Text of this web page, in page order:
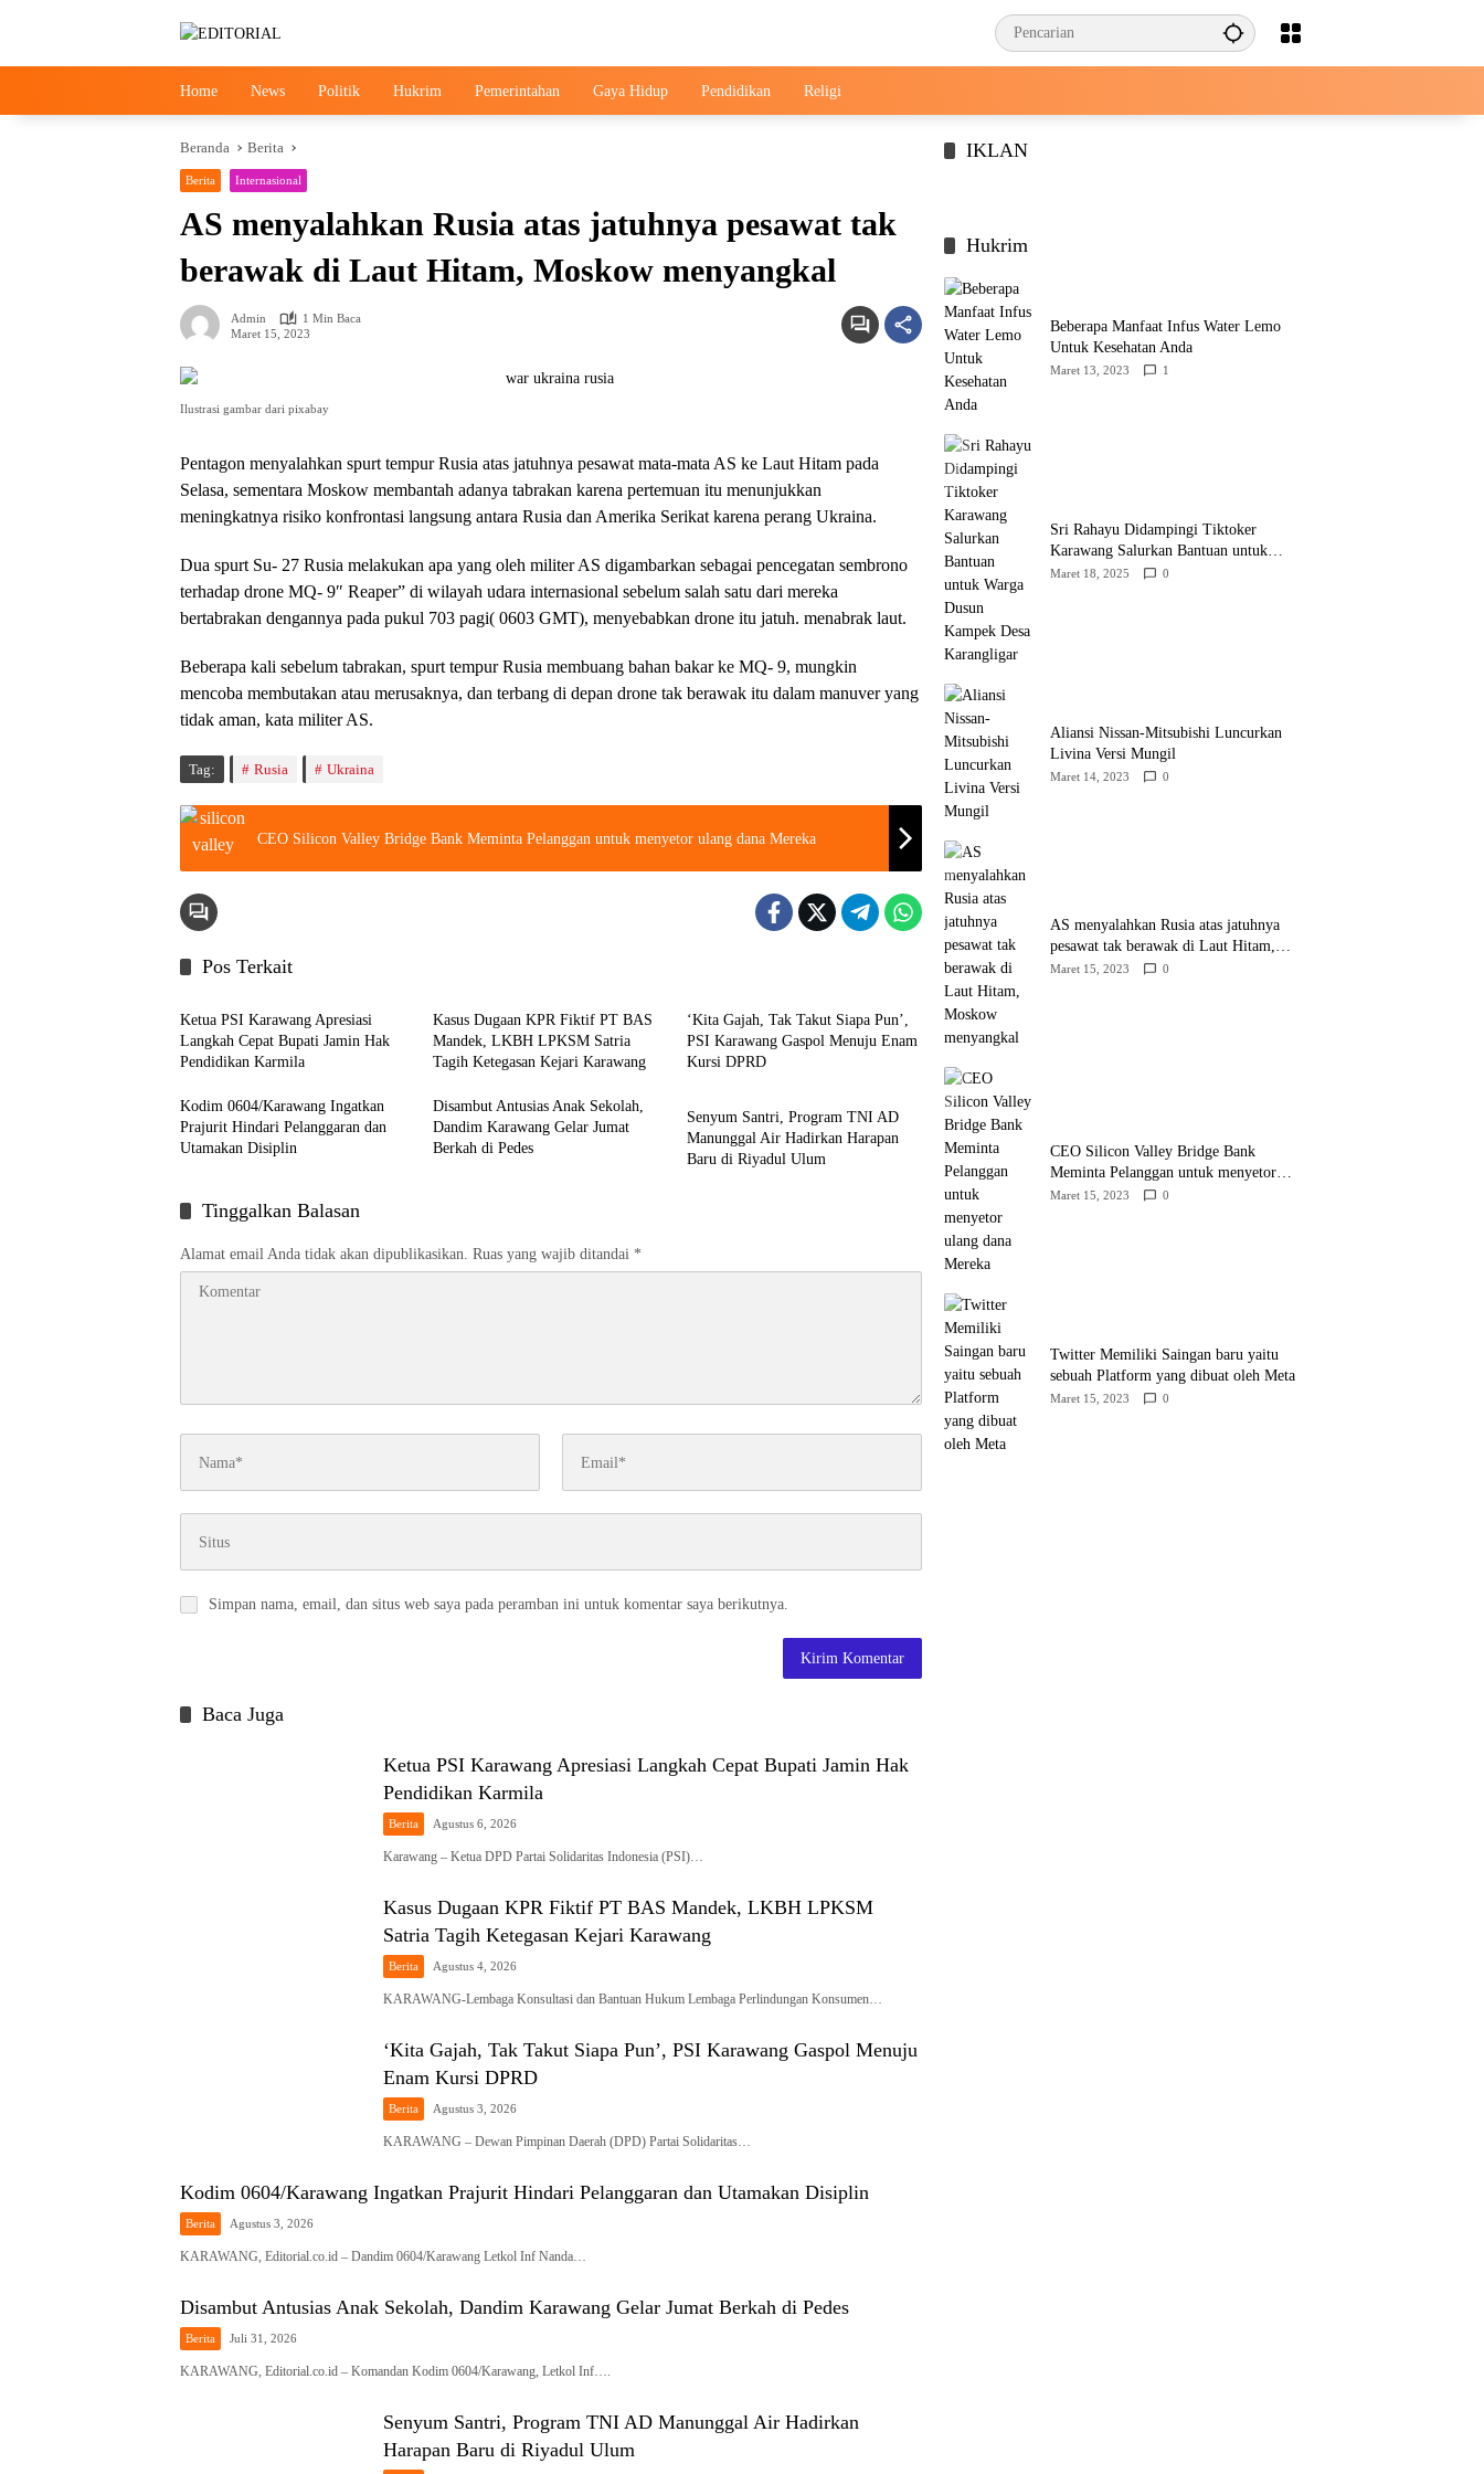
Home News Politik Hukrim Pemerintahan Gaya Hidup Pendidikan Religi
Beranda Berita
Berita Internasional
AS menyalahkan Rusia atas jatuhnya pesawat tak
berawak di Laut Hitam, Moskow menyangkal
Admin
1 Min Baca
Maret 15, 2023
Ilustrasi gambar dari pixabay
Pentagon menyalahkan spurt tempur Rusia atas jatuhnya pesawat mata-mata AS ke Laut Hitam pada
Selasa, sementara Moskow membantah adanya tabrakan karena pertemuan itu menunjukkan
meningkatnya risiko konfrontasi langsung antara Rusia dan Amerika Serikat karena perang Ukraina.
Dua spurt Su- 27 Rusia melakukan apa yang oleh militer AS digambarkan sebagai pencegatan sembrono
terhadap drone MQ- 9″ Reaper” di wilayah udara internasional sebelum salah satu dari mereka
bertabrakan dengannya pada pukul 703 pagi( 0603 GMT), menyebabkan drone itu jatuh. menabrak laut.
Beberapa kali sebelum tabrakan, spurt tempur Rusia membuang bahan bakar ke MQ- 9, mungkin
mencoba membutakan atau merusaknya, dan terbang di depan drone tak berawak itu dalam manuver yang
tidak aman, kata militer AS.
Tag: Rusia Ukraina
CEO Silicon Valley Bridge Bank Meminta Pelanggan untuk menyetor ulang dana Mereka
Pos Terkait
Berita
Ketua PSI Karawang Apresiasi
Langkah Cepat Bupati Jamin Hak
Pendidikan Karmila
Kasus Dugaan KPR Fiktif PT BAS
Mandek, LKBH LPKSM Satria
Tagih Ketegasan Kejari Karawang
‘Kita Gajah, Tak Takut Siapa Pun’,
PSI Karawang Gaspol Menuju Enam
Kursi DPRD
Kodim 0604/Karawang Ingatkan
Prajurit Hindari Pelanggaran dan
Utamakan Disiplin
Disambut Antusias Anak Sekolah,
Dandim Karawang Gelar Jumat
Berkah di Pedes
Senyum Santri, Program TNI AD
Manunggal Air Hadirkan Harapan
Baru di Riyadul Ulum
Tinggalkan Balasan
Alamat email Anda tidak akan dipublikasikan. Ruas yang wajib ditandai *
Simpan nama, email, dan situs web saya pada peramban ini untuk komentar saya berikutnya.
Baca Juga
Ketua PSI Karawang Apresiasi Langkah Cepat Bupati Jamin Hak
Pendidikan Karmila
Berita Agustus 6, 2026
Karawang – Ketua DPD Partai Solidaritas Indonesia (PSI)…
Kasus Dugaan KPR Fiktif PT BAS Mandek, LKBH LPKSM
Satria Tagih Ketegasan Kejari Karawang
Berita Agustus 4, 2026
KARAWANG-Lembaga Konsultasi dan Bantuan Hukum Lembaga Perlindungan Konsumen…
‘Kita Gajah, Tak Takut Siapa Pun’, PSI Karawang Gaspol Menuju
Enam Kursi DPRD
Berita Agustus 3, 2026
KARAWANG – Dewan Pimpinan Daerah (DPD) Partai Solidaritas…
Kodim 0604/Karawang Ingatkan Prajurit Hindari Pelanggaran dan Utamakan Disiplin
Berita Agustus 3, 2026
KARAWANG, Editorial.co.id – Dandim 0604/Karawang Letkol Inf Nanda…
Disambut Antusias Anak Sekolah, Dandim Karawang Gelar Jumat Berkah di Pedes
Berita Juli 31, 2026
KARAWANG, Editorial.co.id – Komandan Kodim 0604/Karawang, Letkol Inf….
Senyum Santri, Program TNI AD Manunggal Air Hadirkan
Harapan Baru di Riyadul Ulum
IKLAN
Hukrim
Beberapa Manfaat Infus Water Lemo
Untuk Kesehatan Anda
Maret 13, 2023 1
Sri Rahayu Didampingi Tiktoker
Karawang Salurkan Bantuan untuk
Warga Dusun Kampek Desa Karangligar
Maret 18, 2025 0
Aliansi Nissan-Mitsubishi Luncurkan
Livina Versi Mungil
Maret 14, 2023 0
AS menyalahkan Rusia atas jatuhnya
pesawat tak berawak di Laut Hitam,
Moskow menyangkal
Maret 15, 2023 0
CEO Silicon Valley Bridge Bank
Meminta Pelanggan untuk menyetor
ulang dana Mereka
Maret 15, 2023 0
Twitter Memiliki Saingan baru yaitu
sebuah Platform yang dibuat oleh Meta
Maret 15, 2023 0